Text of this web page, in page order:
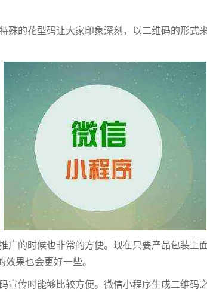
殊的花型码让大家印象深刻，以二维码的形式
广的时候也非常的方便。现在只要产品包装上
果也会更好一些。
宣传时能够比较方便。微信小程序生成二维码